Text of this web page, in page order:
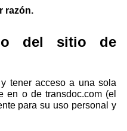
razón.
del sitio de
tener acceso a una sola
en o de transdoc.com (el
para su uso personal y